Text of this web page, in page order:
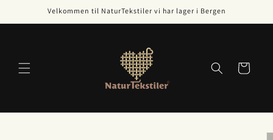
innholdet
Velkommen til NaturTekstiler vi har lager i Bergen
Handlekurv